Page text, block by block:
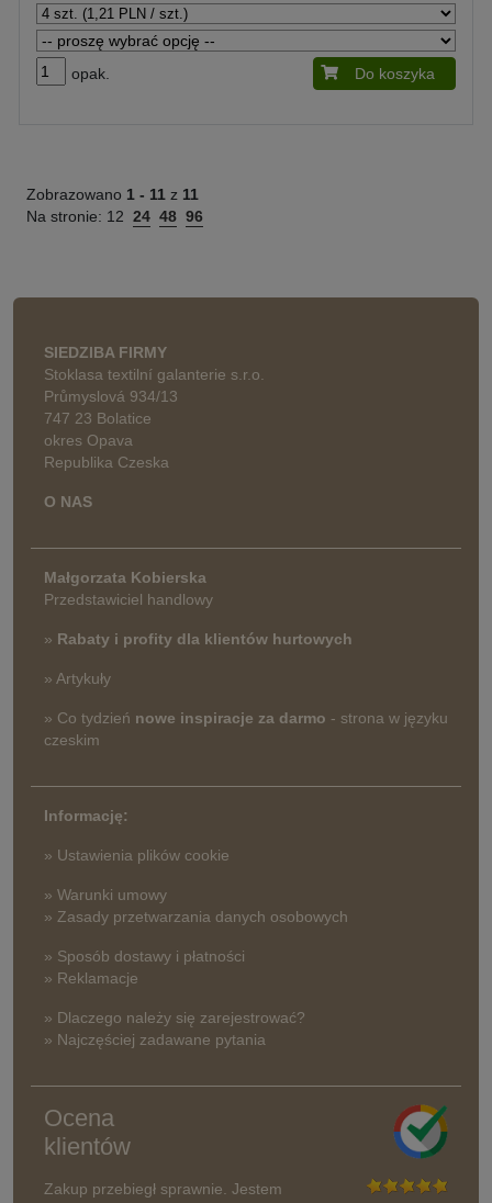
opak. Do koszyka
Zobrazowano 1 - 11 z 11
Na stronie: 12 24 48 96
SIEDZIBA FIRMY
Stoklasa textilní galanterie s.r.o.
Průmyslová 934/13
747 23 Bolatice
okres Opava
Republika Czeska
O NAS
Małgorzata Kobierska
Przedstawiciel handlowy
» Rabaty i profity dla klientów hurtowych
» Artykuły
» Co tydzień nowe inspiracje za darmo - strona w języku
czeskim
Informację:
» Ustawienia plików cookie
» Warunki umowy
» Zasady przetwarzania danych osobowych
» Sposób dostawy i płatności
» Reklamacje
» Dlaczego należy się zarejestrować?
» Najczęściej zadawane pytania
Ocena
klientów
Zakup przebiegł sprawnie. Jestem